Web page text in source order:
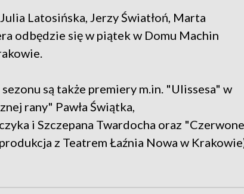
Latosińska, Jerzy Światłoń, Marta
odbędzie się w piątek w Domu Machin
są także premiery m.in. "Ulissesa" w
rany" Pawła Świątka,
i Szczepana Twardocha oraz
z Teatrem Łaźnia Nowa w